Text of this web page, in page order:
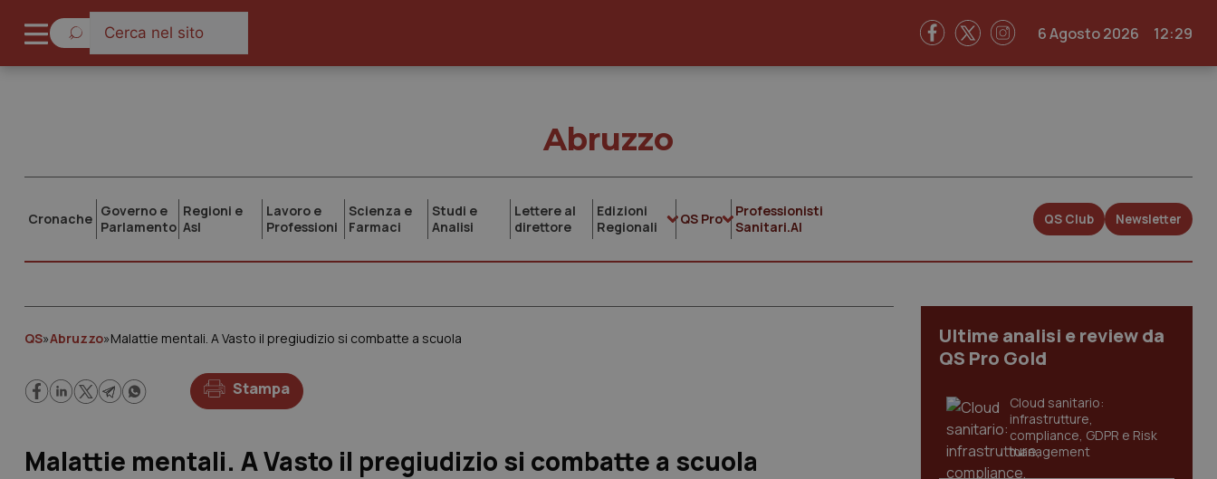
6 Agosto 2026 12:29
Abruzzo
Cronache Governo e
Parlamento
Regioni e
Asl
Lavoro e
Professioni
Scienza e
Farmaci
Studi e
Analisi
Lettere al
direttore
Edizioni
Regionali
QS Pro
Professionisti
Sanitari.AI
QS Club Newsletter
QS»Abruzzo»Malattie mentali. A Vasto il pregiudizio si combatte a scuola
Stampa
Malattie mentali. A Vasto il pregiudizio si combatte a scuola
Ultime analisi e review da
QS Pro Gold
Cloud sanitario:
infrastrutture,
compliance, GDPR e Risk
management